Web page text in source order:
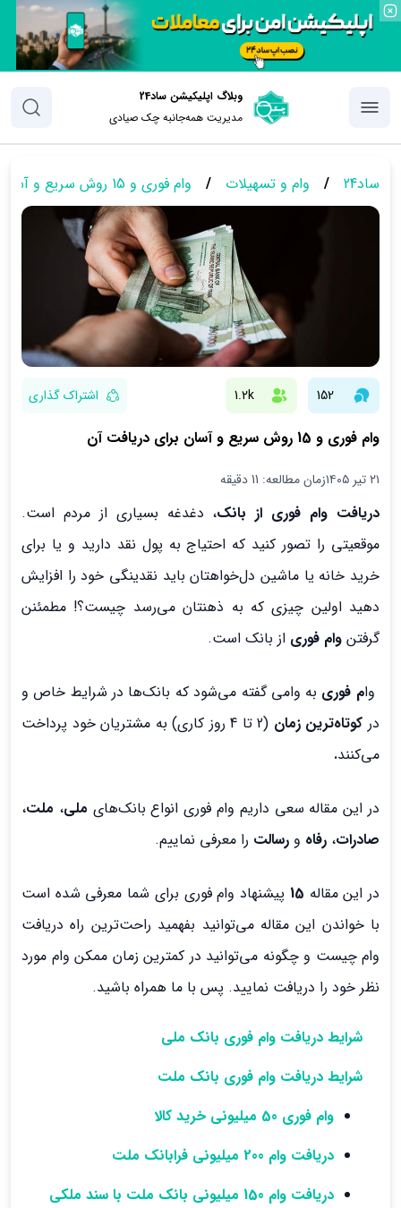
وبلاگ اپلیکیشن ساد24
مدیریت همه‌جانبه چک‌ صیادی
ساد24 / وام و تسهیلات / وام فوری و 15 روش سریع و آسان برای دریافت آن
152
1.2k اشتراک گذاری
وام فوری و 15 روش سریع و آسان برای دریافت آن
۲۱ تیر ۱۴۰۵ زمان مطالعه: 11 دقیقه
دریافت وام فوری از بانک‌، دغدغه‌ بسیاری از مردم است.
موقعیتی را تصور کنید که احتیاج به پول نقد دارید و یا برای
خرید خانه یا ماشین دل‌خواهتان باید نقدینگی خود را افزایش
دهید اولین چیزی که به ذهنتان می‌رسد چیست؟! مطمئنن
گرفتن وام فوری از بانک است.
وام فوری به وامی گفته می‌شود که بانک‌ها در شرایط خاص و
در کوتاه‌ترین زمان
(2 تا 4 روز کاری) به مشتریان خود پرداخت
می‌کنند.
در این مقاله سعی داریم وام فوری انواع بانک‌های ملی، ملت،
صادرات، رفاه و رسالت را معرفی نماییم.
در این مقاله 15 پیشنهاد وام فوری برای شما معرفی شده است
با خواندن این مقاله می‌توانید بفهمید راحت‌ترین راه دریافت
وام چیست و چگونه می‌توانید در کمترین زمان ممکن وام مورد
نظر خود را دریافت نمایید. پس با ما همراه باشید.
شرایط دریافت وام فوری بانک ملی
شرایط دریافت وام فوری بانک ملت
وام فوری 50 میلیونی خرید کالا
دریافت وام 200 میلیونی فرابانک ملت
دریافت وام 150 میلیونی بانک ملت با سند ملکی